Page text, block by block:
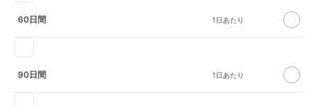
60日間
90日間